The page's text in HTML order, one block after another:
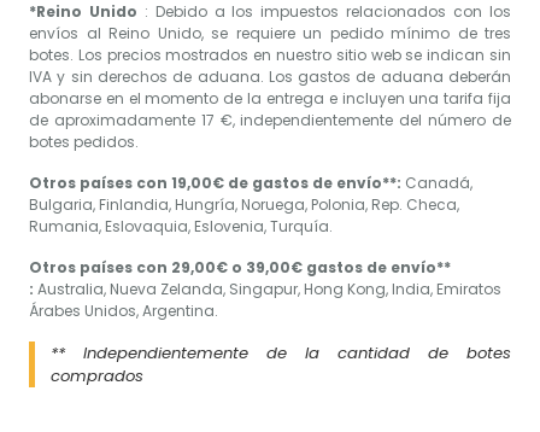
*Reino Unido : Debido a los impuestos relacionados con los
envíos al Reino Unido, se requiere un pedido mínimo de tres
botes. Los precios mostrados en nuestro sitio web se indican sin
IVA y sin derechos de aduana. Los gastos de aduana deberán
abonarse en el momento de la entrega e incluyen una tarifa fija
de aproximadamente 17 €, independientemente del número de
botes pedidos.
Otros países con 19,00€ de gastos de envío**: Canadá,
Bulgaria, Finlandia, Hungría, Noruega, Polonia, Rep. Checa,
Rumania, Eslovaquia, Eslovenia, Turquía.
Otros países con 29,00€ o 39,00€ gastos de envío**
: Australia, Nueva Zelanda, Singapur, Hong Kong, India, Emiratos
Árabes Unidos, Argentina.
** Independientemente de la cantidad de botes
comprados